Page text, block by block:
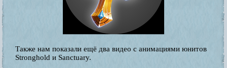
Также нам показали ещё два видео с анимациями юнитов
Stronghold и Sanctuary.